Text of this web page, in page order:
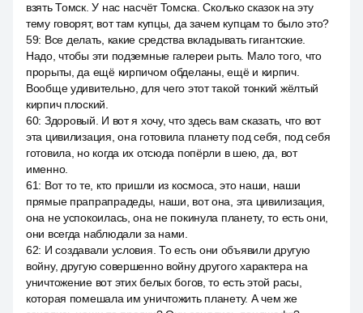
взять Томск. У нас насчёт Томска. Сколько сказок на эту
тему говорят, вот там купцы, да зачем купцам то было это?
59: Все делать, какие средства вкладывать гигантские.
Надо, чтобы эти подземные галереи рыть. Мало того, что
прорыты, да ещё кирпичом обделаны, ещё и кирпич.
Вообще удивительно, для чего этот такой тонкий жёлтый
кирпич плоский.
60: Здоровый. И вот я хочу, что здесь вам сказать, что вот
эта цивилизация, она готовила планету под себя, под себя
готовила, но когда их отсюда попёрли в шею, да, вот
именно.
61: Вот то те, кто пришли из космоса, это наши, наши
прямые прапрапрадеды, наши, вот она, эта цивилизация,
она не успокоилась, она не покинула планету, то есть они,
они всегда наблюдали за нами.
62: И создавали условия. То есть они объявили другую
войну, другую совершенно войну другого характера на
уничтожение вот этих белых богов, то есть этой расы,
которая помешала им уничтожить планету. А чем же